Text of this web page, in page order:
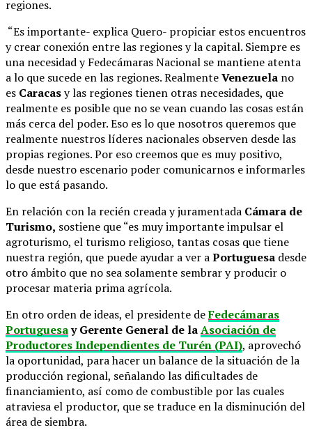
regiones.
“Es importante- explica Quero- propiciar estos encuentros
y crear conexión entre las regiones y la capital. Siempre es
una necesidad y Fedecámaras Nacional se mantiene atenta
a lo que sucede en las regiones. RealmenteVenezuela no
es Caracasy las regiones tienen otras necesidades, que
realmente es posible que no se vean cuando las cosas están
más cerca del poder. Eso es lo que nosotros queremos que
realmente nuestros líderes nacionales observen desde las
propias regiones. Por eso creemos que es muy positivo,
desde nuestro escenario poder comunicarnos e informarles
lo que está pasando.
En relación con la recién creada y juramentada Cámara de
Turismo, sostiene que “es muy importante impulsar el
agroturismo, el turismo religioso, tantas cosas que tiene
nuestra región, que puede ayudar a ver aPortuguesa desde
otro ámbito que no sea solamente sembrar y producir o
procesar materia prima agrícola.
En otro orden de ideas, el presidente deFedecámaras
Portuguesay Gerente General de laAsociación de
Productores Independientes de Turén (PAI), aprovechó
la oportunidad, para hacer un balance de la situación de la
producción regional, señalando las dificultades de
financiamiento, así como de combustible por las cuales
atraviesa el productor, que se traduce en la disminución del
área de siembra.